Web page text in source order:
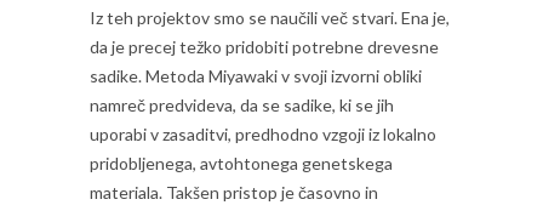
Iz teh projektov smo se naučili več stvari. Ena je,
da je precej težko pridobiti potrebne drevesne
sadike. Metoda Miyawaki v svoji izvorni obliki
namreč predvideva, da se sadike, ki se jih
uporabi v zasaditvi, predhodno vzgoji iz lokalno
pridobljenega, avtohtonega genetskega
materiala. Takšen pristop je časovno in